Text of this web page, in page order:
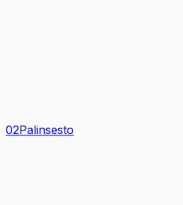
02Palinsesto